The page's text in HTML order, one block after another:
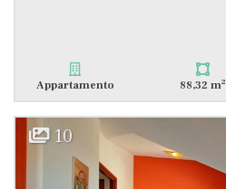
Appartamento 88,32 m2
10